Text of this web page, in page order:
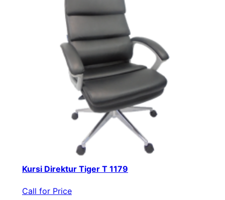
Kursi Direktur Tiger T 1179
Call for Price